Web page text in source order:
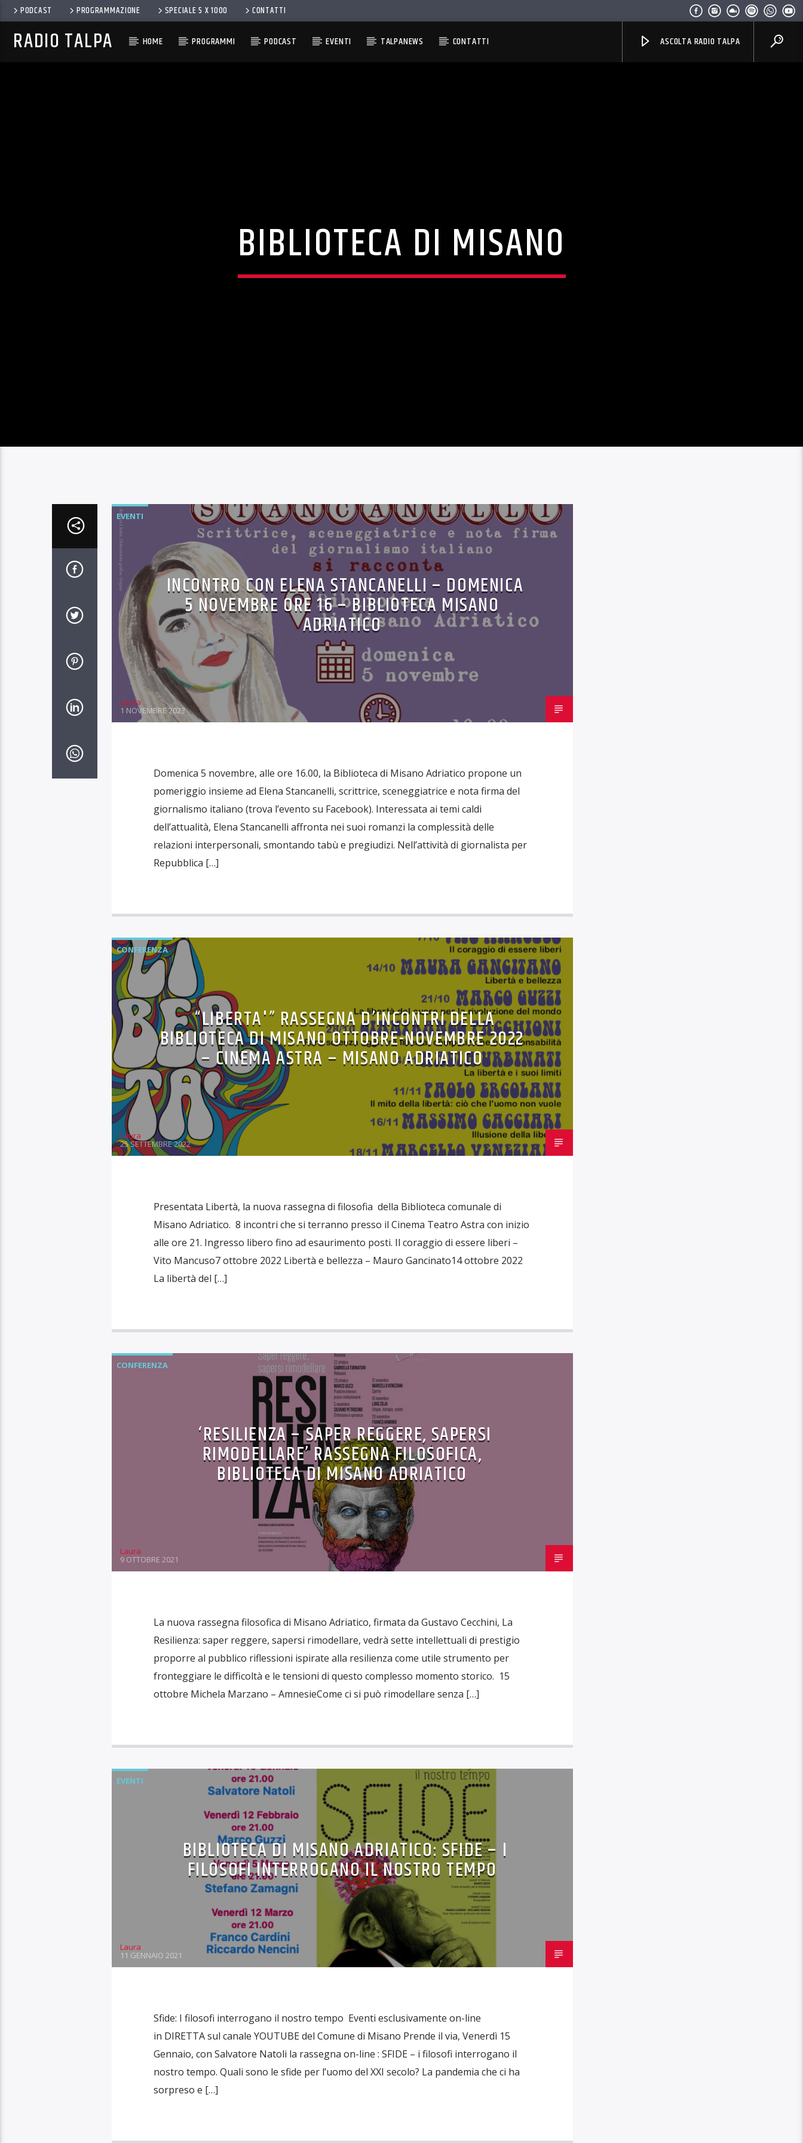
PODCAST PROGRAMMAZIONE SPECIALE 5 X 1000 CONTATTI
RADIO TALPA HOME PROGRAMMI PODCAST EVENTI TALPANEWS CONTATTI ASCOLTA RADIO TALPA
BIBLIOTECA DI MISANO
EVENTI
INCONTRO CON ELENA STANCANELLI – DOMENICA
5 NOVEMBRE ORE 16 – BIBLIOTECA MISANO
ADRIATICO
Laura
1 NOVEMBRE 2023
Domenica 5 novembre, alle ore 16.00, la Biblioteca di Misano Adriatico propone un
pomeriggio insieme ad Elena Stancanelli, scrittrice, sceneggiatrice e nota firma del
giornalismo italiano (trova l’evento su Facebook). Interessata ai temi caldi
dell’attualità, Elena Stancanelli affronta nei suoi romanzi la complessità delle
relazioni interpersonali, smontando tabù e pregiudizi. Nell’attività di giornalista per
Repubblica […]
CONFERENZA
“LIBERTA'” RASSEGNA D’INCONTRI DELLA
BIBLIOTECA DI MISANO OTTOBRE-NOVEMBRE 2022
– CINEMA ASTRA – MISANO ADRIATICO
Laura
25 SETTEMBRE 2022
Presentata Libertà, la nuova rassegna di filosofia della Biblioteca comunale di
Misano Adriatico. 8 incontri che si terranno presso il Cinema Teatro Astra con inizio
alle ore 21. Ingresso libero fino ad esaurimento posti. Il coraggio di essere liberi –
Vito Mancuso7 ottobre 2022 Libertà e bellezza – Mauro Gancinato14 ottobre 2022
La libertà del […]
CONFERENZA
‘RESILIENZA – SAPER REGGERE, SAPERSI
RIMODELLARE’ RASSEGNA FILOSOFICA,
BIBLIOTECA DI MISANO ADRIATICO
Laura
9 OTTOBRE 2021
La nuova rassegna filosofica di Misano Adriatico, firmata da Gustavo Cecchini, La
Resilienza: saper reggere, sapersi rimodellare, vedrà sette intellettuali di prestigio
proporre al pubblico riflessioni ispirate alla resilienza come utile strumento per
fronteggiare le difficoltà e le tensioni di questo complesso momento storico. 15
ottobre Michela Marzano – AmnesieCome ci si può rimodellare senza […]
EVENTI
BIBLIOTECA DI MISANO ADRIATICO: SFIDE – I
FILOSOFI INTERROGANO IL NOSTRO TEMPO
Laura
11 GENNAIO 2021
Sfide: I filosofi interrogano il nostro tempo Eventi esclusivamente on-line
in DIRETTA sul canale YOUTUBE del Comune di Misano Prende il via, Venerdì 15
Gennaio, con Salvatore Natoli la rassegna on-line : SFIDE – i filosofi interrogano il
nostro tempo. Quali sono le sfide per l’uomo del XXI secolo? La pandemia che ci ha
sorpreso e […]